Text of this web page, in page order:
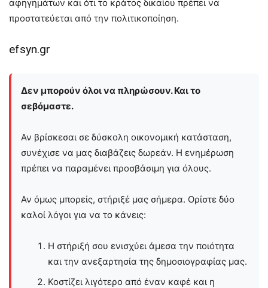
αφηγημάτων και ότι το κράτος δικαίου πρέπει να
προστατεύεται από την πολιτικοποίηση.
efsyn.gr
Δεν μπορούν όλοι να πληρώσουν. Και το
σεβόμαστε.
Αν βρίσκεσαι σε δύσκολη οικονομική κατάσταση,
συνέχισε να μας διαβάζεις δωρεάν. Η ενημέρωση
πρέπει να παραμένει προσβάσιμη για όλους.
Αν όμως μπορείς, στήριξέ μας σήμερα. Ορίστε δύο
καλοί λόγοι για να το κάνεις:
Η στήριξή σου ενισχύει άμεσα την ποιότητα
και την ανεξαρτησία της δημοσιογραφίας μας.
Κοστίζει λιγότερο από έναν καφέ και η